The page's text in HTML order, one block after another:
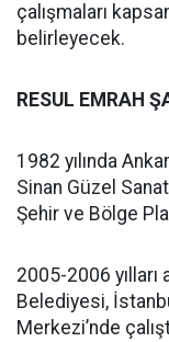
çalışmaları
belirleyecek.
RESUL EMRAH
1982 yılında
Sinan Güzel
Şehir ve Bölge
2005-2006
Belediyesi,
Merkezi’nde